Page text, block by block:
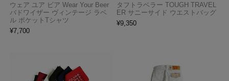
ウェア ユア ビア Wear Your Beer
バドワイザー ヴィンテージ ラベ
ル ポケットTシャツ
¥7,700
タフトラベラー TOUGH TRAVEL
ER サニーサイド ウエストバッグ
¥9,350